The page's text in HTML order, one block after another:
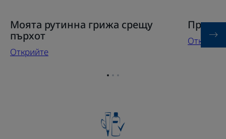
Моята
рутинна
грижа
Моята рутинна грижа срещу
пърхот
Открийте
Против
мазен
Открийте
Отидете
Отидете
Отидете